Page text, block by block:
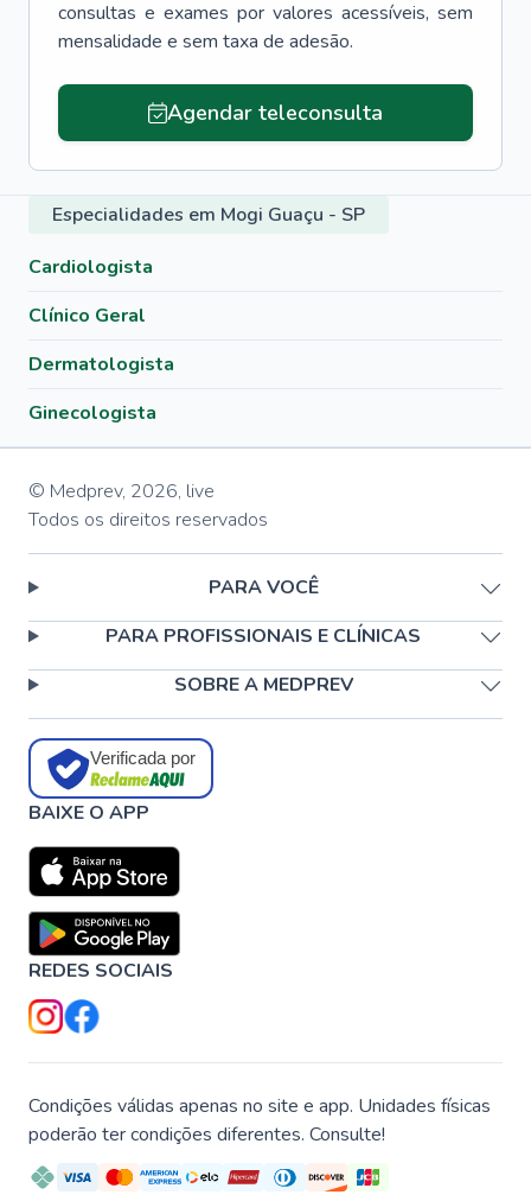
consultas e exames por valores acessíveis, sem
mensalidade e sem taxa de adesão.
Agendar teleconsulta
Especialidades em Mogi Guaçu - SP
Cardiologista
Clínico Geral
Dermatologista
Ginecologista
© Medprev, 2026, live
Todos os direitos reservados
PARA VOCÊ
PARA PROFISSIONAIS E CLÍNICAS
SOBRE A MEDPREV
Verificada por
BAIXE O APP
REDES SOCIAIS
Condições válidas apenas no site e app. Unidades físicas
poderão ter condições diferentes. Consulte!